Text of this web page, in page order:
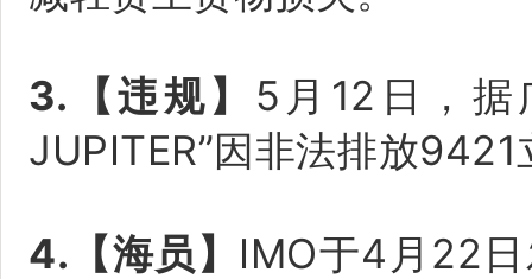
3.【违规】 5月12日，据
JUPITER”因非法排放
4.【海员】 IMO于4月22